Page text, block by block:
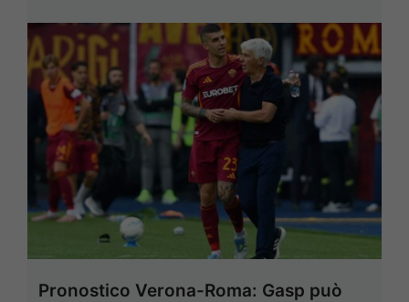
Pronostico Verona-Roma: Gasp può